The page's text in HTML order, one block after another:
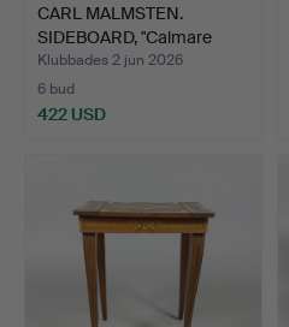
CARL MALMSTEN.
SIDEBOARD, "Calmare
Nyckel"…
Klubbades 2 jun 2026
6 bud
422 USD